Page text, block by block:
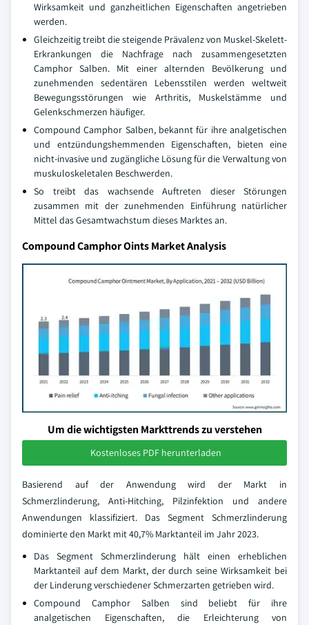
Wirksamkeit und ganzheitlichen Eigenschaften angetrieben
werden.
Gleichzeitig treibt die steigende Prävalenz von Muskel-Skelett-
Erkrankungen die Nachfrage nach zusammengesetzten
Camphor Salben. Mit einer alternden Bevölkerung und
zunehmenden sedentären Lebensstilen werden weltweit
Bewegungsstörungen wie Arthritis, Muskelstämme und
Gelenkschmerzen häufiger.
Compound Camphor Salben, bekannt für ihre analgetischen
und entzündungshemmenden Eigenschaften, bieten eine
nicht-invasive und zugängliche Lösung für die Verwaltung von
muskuloskeletalen Beschwerden.
So treibt das wachsende Auftreten dieser Störungen
zusammen mit der zunehmenden Einführung natürlicher
Mittel das Gesamtwachstum dieses Marktes an.
Compound Camphor Oints Market Analysis
Um die wichtigsten Markttrends zu verstehen
Kostenloses PDF herunterladen
Basierend auf der Anwendung wird der Markt in
Schmerzlinderung, Anti-Hitching, Pilzinfektion und andere
Anwendungen klassifiziert. Das Segment Schmerzlinderung
dominierte den Markt mit 40,7% Marktanteil im Jahr 2023.
Das Segment Schmerzlinderung hält einen erheblichen
Marktanteil auf dem Markt, der durch seine Wirksamkeit bei
der Linderung verschiedener Schmerzarten getrieben wird.
Compound Camphor Salben sind beliebt für ihre
analgetischen Eigenschaften, die Erleichterung von